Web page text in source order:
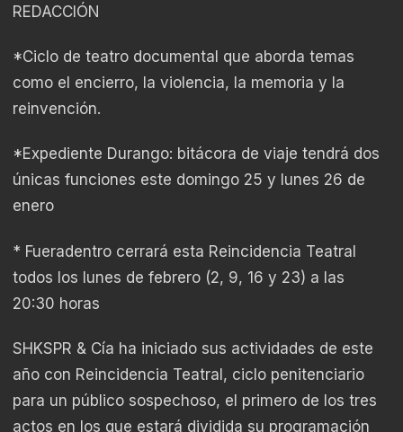
REDACCIÓN
*Ciclo de teatro documental que aborda temas
como el encierro, la violencia, la memoria y la
reinvención.
*Expediente Durango: bitácora de viaje tendrá dos
únicas funciones este domingo 25 y lunes 26 de
enero
* Fueradentro cerrará esta Reincidencia Teatral
todos los lunes de febrero (2, 9, 16 y 23) a las
20:30 horas
SHKSPR & Cía ha iniciado sus actividades de este
año con Reincidencia Teatral, ciclo penitenciario
para un público sospechoso, el primero de los tres
actos en los que estará dividida su programación